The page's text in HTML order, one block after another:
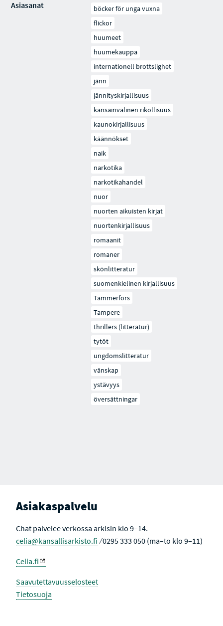
Asiasanat
böcker för unga vuxna
flickor
huumeet
huumekauppa
internationell brottslighet
jänn
jännityskirjallisuus
kansainvälinen rikollisuus
kaunokirjallisuus
käännökset
naik
narkotika
narkotikahandel
nuor
nuorten aikuisten kirjat
nuortenkirjallisuus
romaanit
romaner
skönlitteratur
suomenkielinen kirjallisuus
Tammerfors
Tampere
thrillers (litteratur)
tytöt
ungdomslitteratur
vänskap
ystävyys
översättningar
Asiakaspalvelu
Chat palvelee verkossa arkisin klo 9–14.
celia@kansallisarkisto.fi ⁄ 0295 333 050 (ma–to klo 9–11)
Celia.fi
Saavutettavuusselosteet
Tietosuoja